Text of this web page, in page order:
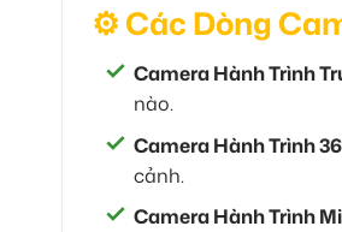
⚙️ Các Dòng
Camera Hành Trình
nào.
Camera Hành Trình
cảnh.
Camera Hành Trình